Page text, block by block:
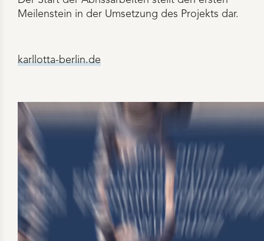
Meilenstein in der Umsetzung des Projekts dar.
karllotta-berlin.de
Video-
Player